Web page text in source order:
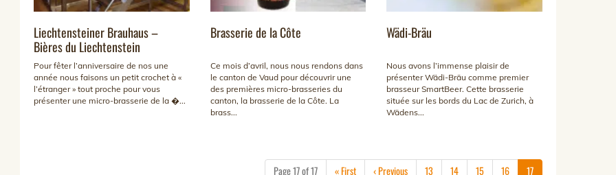
Liechtensteiner Brauhaus –
Bières du Liechtenstein
Pour fêter l’anniversaire de nos une
année nous faisons un petit crochet à «
l’étranger » tout proche pour vous
présenter une micro-brasserie de la �...
Brasserie de la Côte
Ce mois d’avril, nous nous rendons dans
le canton de Vaud pour découvrir une
des premières micro-brasseries du
canton, la brasserie de la Côte. La
brass...
Wädi-Bräu
Nous avons l’immense plaisir de
présenter Wädi-Bräu comme premier
brasseur SmartBeer. Cette brasserie
située sur les bords du Lac de Zurich, à
Wädens...
Page 17 of 17 «First ‹Previous 13 14 15 16 17(current)